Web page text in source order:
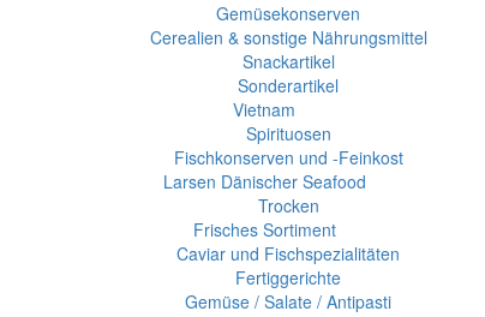
Gemüsekonserven
Cerealien & sonstige Nährungsmittel
Snackartikel
Sonderartikel
Vietnam
Spirituosen
Fischkonserven und -Feinkost
Larsen Dänischer Seafood
Trocken
Frisches Sortiment
Caviar und Fischspezialitäten
Fertiggerichte
Gemüse / Salate / Antipasti